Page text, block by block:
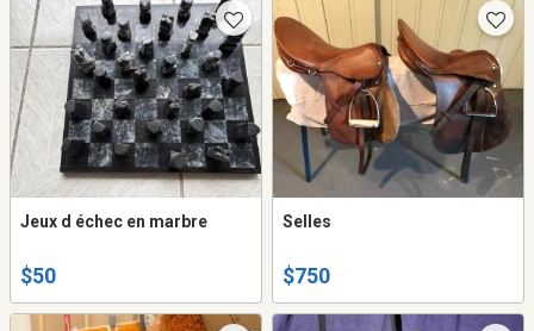
Jeux d échec en marbre
$50
Selles
$750